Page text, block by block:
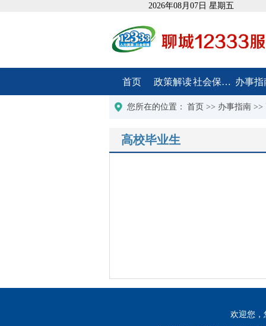
2026年08月07日 星期五
首页 政策解读 社会保障卡 办事指
您所在的位置： 首页 >> 办事指南>>
高校毕业生
欢迎您，